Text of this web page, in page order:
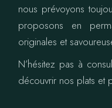
nous prévoyons
proposons en
originales et
N’hésitez pas à
découvrir nos plats et